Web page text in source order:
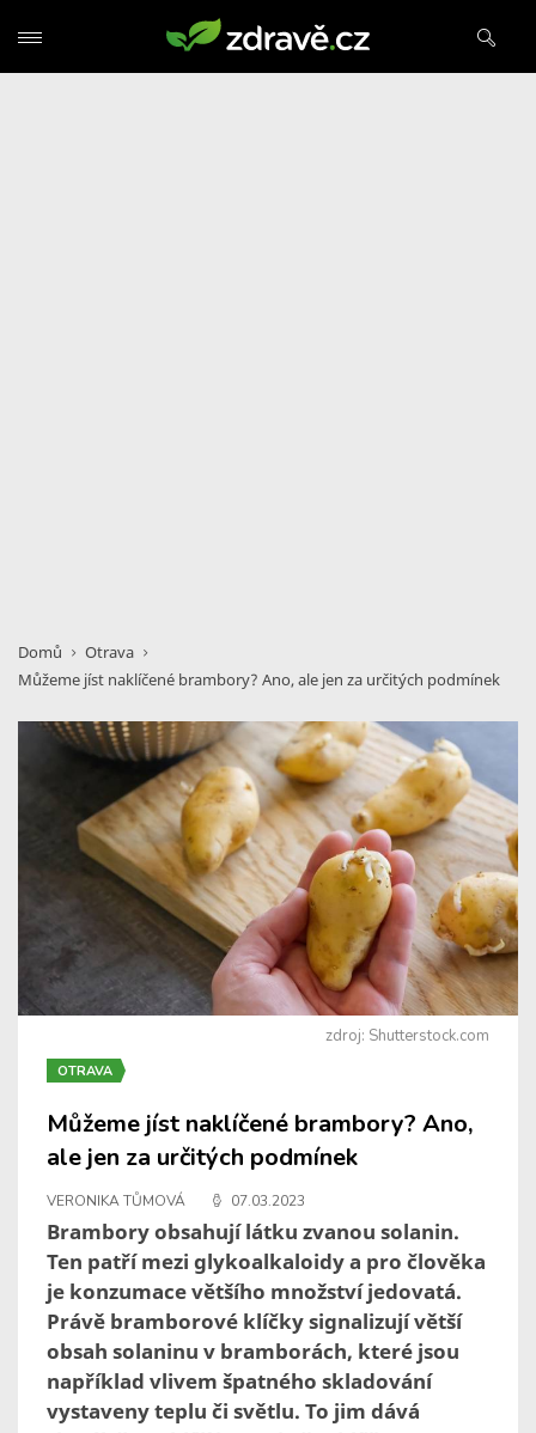
Domů
Otrava
Můžeme jíst naklíčené brambory? Ano, ale jen za určitých podmínek
zdroj: Shutterstock.com
OTRAVA
Můžeme jíst naklíčené brambory? Ano,
ale jen za určitých podmínek
VERONIKA TŮMOVÁ 07.03.2023
Brambory obsahují látku zvanou solanin.
Ten patří mezi glykoalkaloidy a pro člověka
je konzumace většího množství jedovatá.
Právě bramborové klíčky signalizují větší
obsah solaninu v bramborách, které jsou
například vlivem špatného skladování
vystaveny teplu či světlu. To jim dává